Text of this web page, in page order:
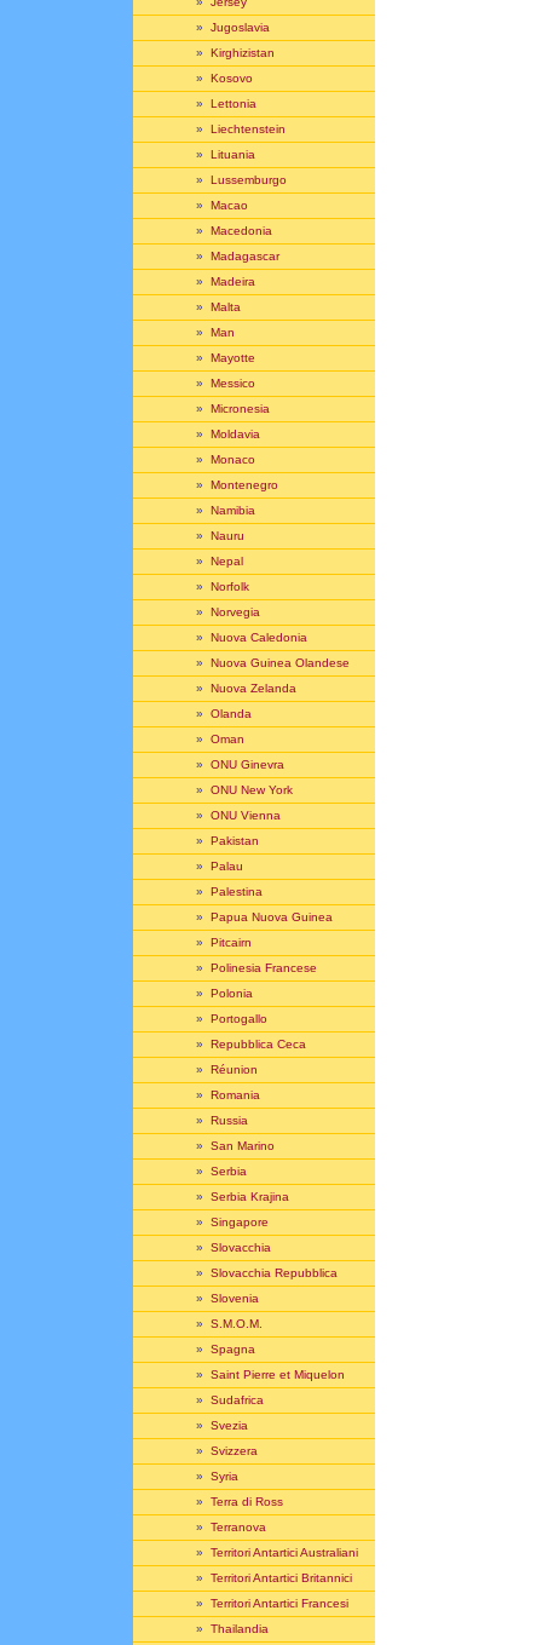
» Jugoslavia
» Kirghizistan
» Kosovo
» Lettonia
» Liechtenstein
» Lituania
» Lussemburgo
» Macao
» Macedonia
» Madagascar
» Madeira
» Malta
» Man
» Mayotte
» Messico
» Micronesia
» Moldavia
» Monaco
» Montenegro
» Namibia
» Nauru
» Nepal
» Norfolk
» Norvegia
» Nuova Caledonia
» Nuova Guinea Olandese
» Nuova Zelanda
» Olanda
» Oman
» ONU Ginevra
» ONU New York
» ONU Vienna
» Pakistan
» Palau
» Palestina
» Papua Nuova Guinea
» Pitcairn
» Polinesia Francese
» Polonia
» Portogallo
» Repubblica Ceca
» Réunion
» Romania
» Russia
» San Marino
» Serbia
» Serbia Krajina
» Singapore
» Slovacchia
» Slovacchia Repubblica
» Slovenia
» S.M.O.M.
» Spagna
» Saint Pierre et Miquelon
» Sudafrica
» Svezia
» Svizzera
» Syria
» Terra di Ross
» Terranova
» Territori Antartici Australiani
» Territori Antartici Britannici
» Territori Antartici Francesi
» Thailandia